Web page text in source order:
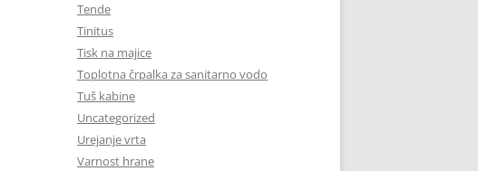
Tende
Tinitus
Tisk na majice
Toplotna črpalka za sanitarno vodo
Tuš kabine
Uncategorized
Urejanje vrta
Varnost hrane